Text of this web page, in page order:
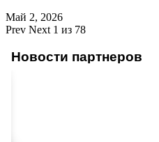
Май 2, 2026
Prev Next 1 из 78
Новости партнеров